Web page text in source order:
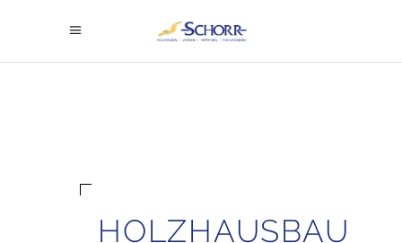
HOLZHAUSBAU